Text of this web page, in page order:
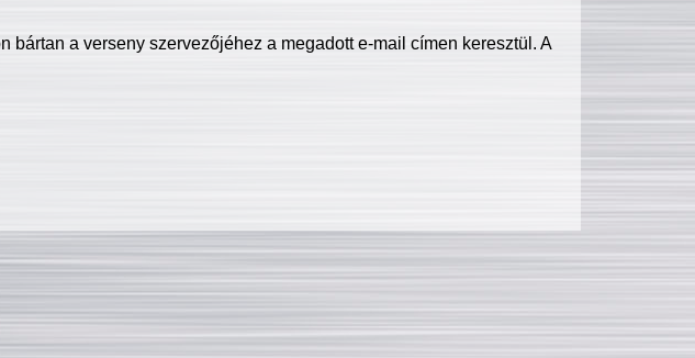
bártan a verseny szervezőjéhez a megadott e-mail címen keresztül. A